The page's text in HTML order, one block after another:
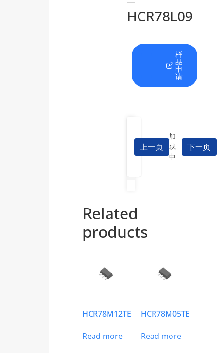
HCR78L09
料
下
样
品
申
请
上一页
加
载
中...
下一页
Related
products
HCR78M12TE
Read more
HCR78M05TE
Read more